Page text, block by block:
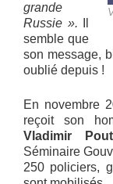
grande
Russie ».
semble que
son message,
oublié depuis !
En novembre
reçoit son
Vladimir
Séminaire
250 policiers,